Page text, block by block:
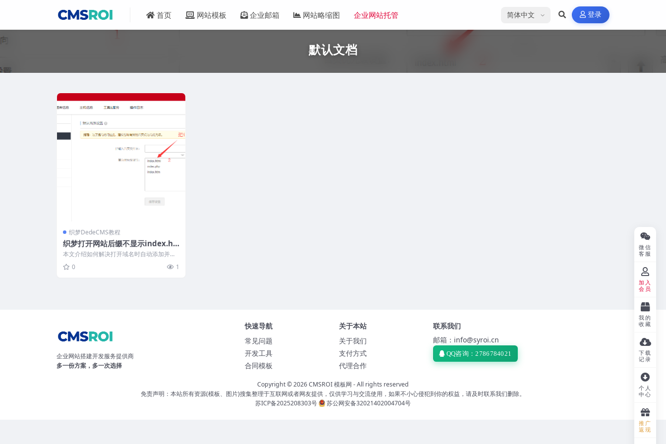
首页 网站模板 企业邮箱 网站略缩图 企业网站托管 选择语言 登录
默认文档
织梦DedeCMS教程
织梦打开网站后缀不显示index.ht
ml办法
本文介绍如何解决打开域名时自动添加并显
示“index.html”的问题。操作步骤...
0 1
企业网站搭建开发服务提供商
多一份方案，多一次选择
快速导航
常见问题
开发工具
合同模板
关于本站
关于我们
支付方式
代理合作
联系我们
邮箱：info@syroi.cn
QQ咨询：2786784021
Copyright © 2026CMSROI 模板网 - All rights reserved
免责声明：本站所有资源(模板、图片)搜集整理于互联网或者网友提供，仅供学习与交流使用，如果不小心侵犯到你的权益，请及时联系我们删除。
苏ICP备2025208303号
苏公网安备32021402004704号
微信
客服
加入
会员
我的
收藏
下载
记录
个人
中心
推广
返现